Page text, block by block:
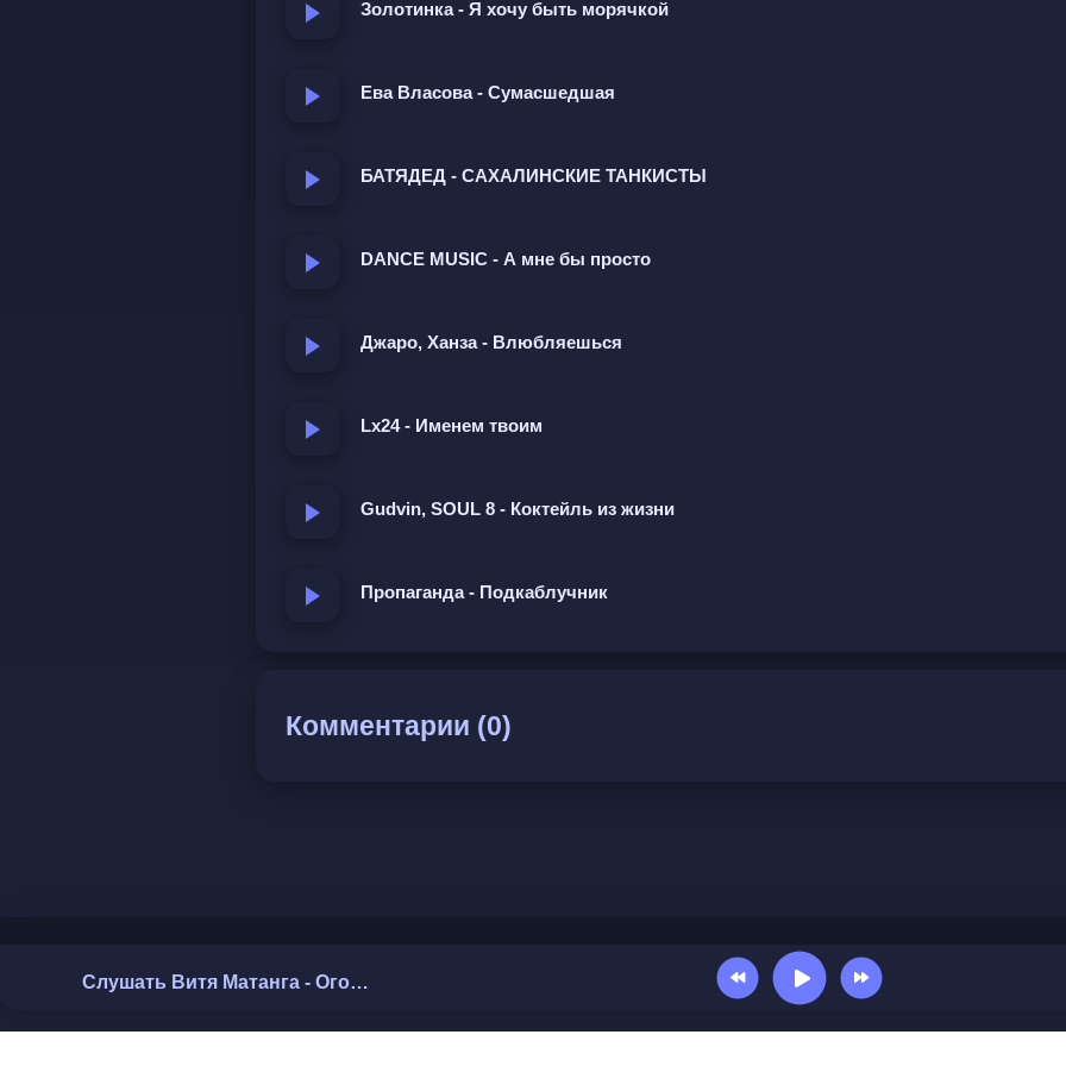
Золотинка - Я хочу быть морячкой
Ева Власова - Сумасшедшая
БАТЯДЕД - САХАЛИНСКИЕ ТАНКИСТЫ
DANCE MUSIC - А мне бы просто
Джаро, Ханза - Влюбляешься
Lx24 - Именем твоим
Gudvin, SOUL 8 - Коктейль из жизни
Пропаганда - Подкаблучник
Комментарии (0)
Слушать Витя Матанга - Огород